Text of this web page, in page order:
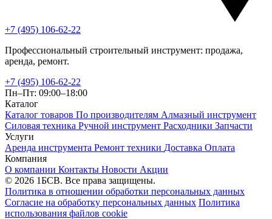
+7 (495) 106-62-22
Профессиональный строительный инструмент: продажа,
аренда, ремонт.
+7 (495) 106-62-22
Пн–Пт: 09:00–18:00
Каталог
Каталог товаров По производителям Алмазный инструмент
Силовая техника Ручной инструмент Расходники Запчасти
Услуги
Аренда инструмента Ремонт техники Доставка Оплата
Компания
О компании Контакты Новости Акции
© 2026 1БСВ. Все права защищены.
Политика в отношении обработки персональных данных
Согласие на обработку персональных данных Политика
использования файлов cookie